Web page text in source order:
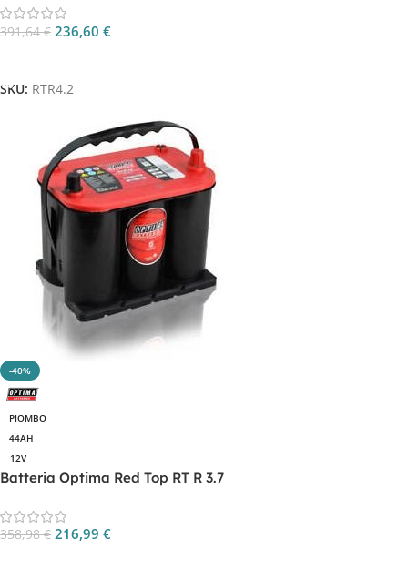
391,64€ 236,60 €
SKU: RTR4.2
-40%
PIOMBO
44AH
12V
Batteria Optima Red Top RT R 3.7
358,98€ 216,99 €